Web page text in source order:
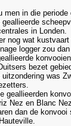
men in die
geallieerde
in Londen.
nog wat
logger zou
bezet
uitzondering was
geallieerden
Nez en Blanc
dan de